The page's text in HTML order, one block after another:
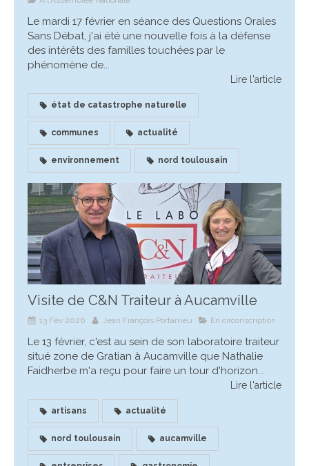
Le mardi 17 février en séance des Questions Orales
Sans Débat, j'ai été une nouvelle fois à la défense
des intérêts des familles touchées par le
phénomène de...
Lire l'article
état de catastrophe naturelle
communes actualité
environnement nord toulousain
Visite de C&N Traiteur à Aucamville
13 Fév 2026 Jean François Portarrieu En circonscription
Le 13 février, c'est au sein de son laboratoire traiteur
situé zone de Gratian à Aucamville que Nathalie
Faidherbe m'a reçu pour faire un tour d'horizon...
Lire l'article
artisans actualité
nord toulousain aucamville